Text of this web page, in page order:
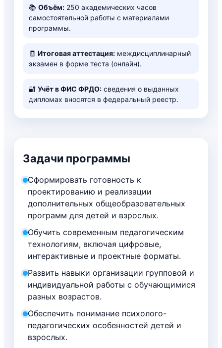
📚 Объём: 250 академических часов
самостоятельной работы с материалами
программы.
🧾 Итоговая аттестация: междисциплинарный
экзамен в форме теста (онлайн).
🔐 Учёт в ФИС ФРДО: сведения о выданных
дипломах вносятся в федеральный реестр.
Задачи программы
Сформировать готовность к
проектированию и реализации
дополнительных общеобразовательных
программ для детей и взрослых.
Обучить современным педагогическим
технологиям, включая цифровые,
интерактивные и проектные форматы.
Развить навыки организации групповой и
индивидуальной работы с обучающимися
разных возрастов.
Обеспечить понимание психолого-
педагогических особенностей детей и
взрослых.